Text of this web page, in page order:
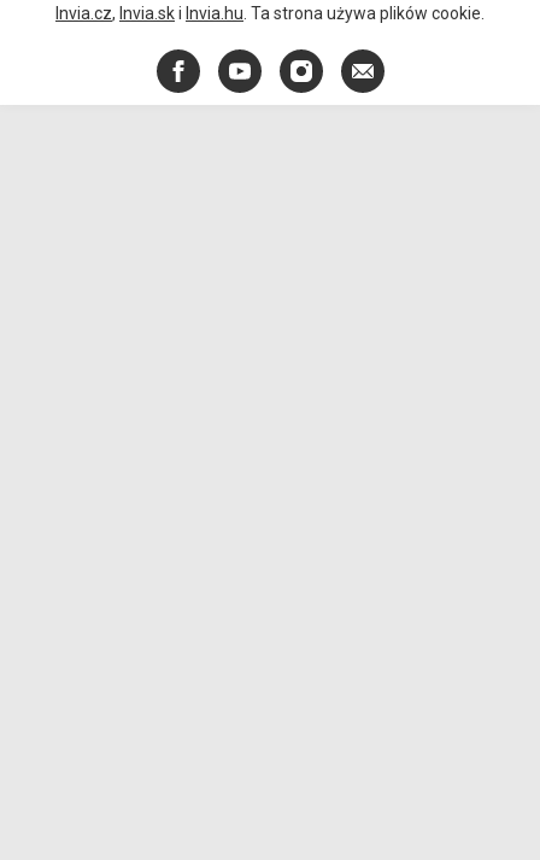
Invia.cz, Invia.ski Invia.hu . Ta strona używa plików cookie.
FacebookYouTubeInstagram
E-
mail